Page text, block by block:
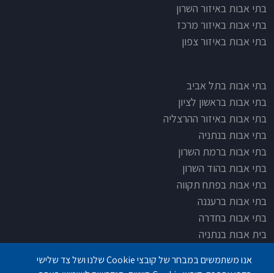
בתי אבות באיזור השרון
בתי אבות באיזור מרכז
בתי אבות באיזור צפון
בתי אבות בתל אביב
בתי אבות בראשון לציון
בתי אבות באיזור ההרצליה
בתי אבות בנתניה
בתי אבות ברמת השרון
בתי אבות בהוד השרון
בתי אבות בפתח תקווה
בתי אבות ברעננה
בתי אבות בחדרה
בית אבות בנתניה
בית אבות בפתח תקוה
אנו משתמשים במבחר של קובצי Cookie שלנו ושל צד שלישי